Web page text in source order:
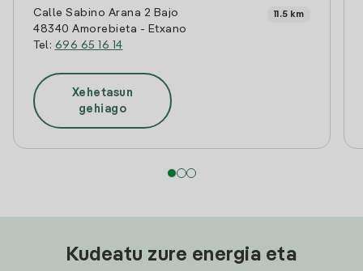
Calle Sabino Arana 2 Bajo
48340 Amorebieta - Etxano
Tel: 696 65 16 14
11.5 km
Xehetasun
gehiago
Kudeatu zure energia eta